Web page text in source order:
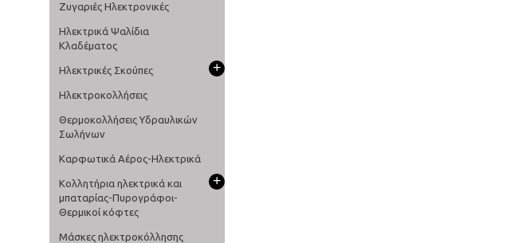
Ζυγαριές Ηλεκτρονικές
Ηλεκτρικά Ψαλίδια
Κλαδέματος
Ηλεκτρικές Σκούπες +
Ηλεκτροκολλήσεις
Θερμοκολλήσεις Υδραυλικών
Σωλήνων
Καρφωτικά Αέρος-Ηλεκτρικά
Κολλητήρια ηλεκτρικά και
μπαταρίας-Πυρογράφοι-
Θερμικοί κόφτες
+
Μάσκες ηλεκτροκόλλησης